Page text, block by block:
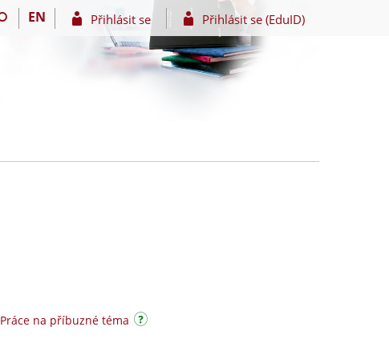
EN Přihlásit se Přihlásit se (EduID)
Práce na příbuzné téma